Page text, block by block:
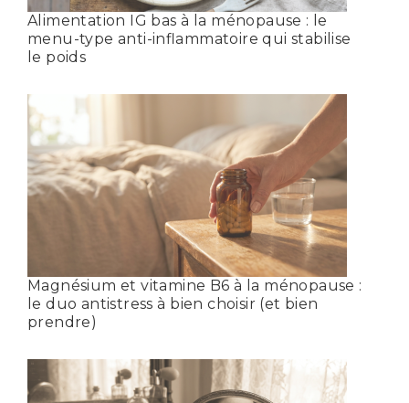
Alimentation IG bas à la ménopause : le
menu-type anti-inflammatoire qui stabilise
le poids
Magnésium et vitamine B6 à la ménopause :
le duo antistress à bien choisir (et bien
prendre)